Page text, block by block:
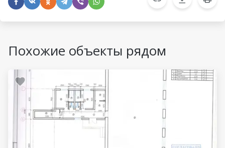
Похожие объекты рядом